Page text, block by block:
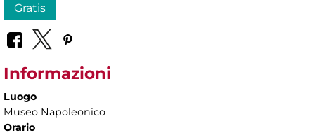
Gratis
Informazioni
Luogo
Museo Napoleonico
Orario